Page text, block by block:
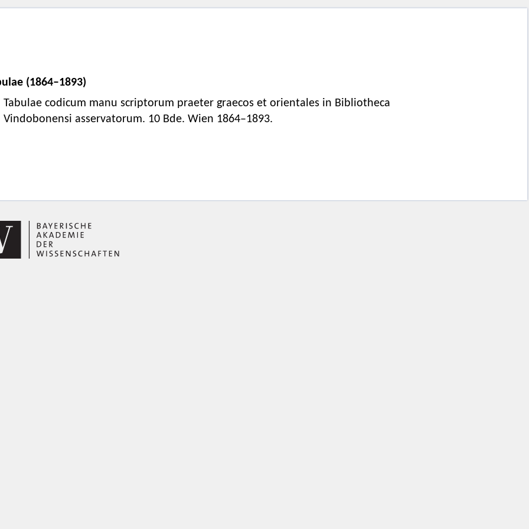
(1864–1893)
Tabulae codicum manu scriptorum praeter graecos et orientales in Bibliotheca
Vindobonensi asservatorum. 10 Bde. Wien 1864–1893.